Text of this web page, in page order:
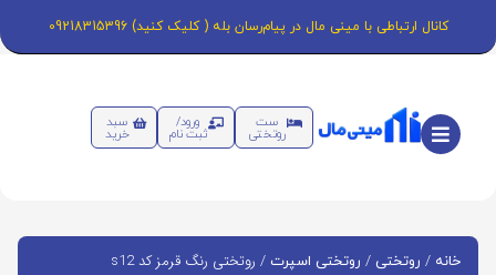
کانال ارتباطی با مینی مال در پیام‌رسان بله ( کلیک کنید) 09218315396
ست
روتختی
ورود/
ثبت نام
سبد
خرید
خانه / روتختی / روتختی اسپرت / روتختی رنگ قرمز کد s12